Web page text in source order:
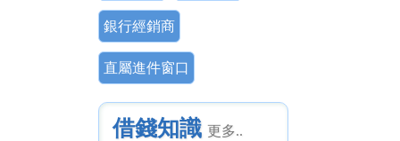
銀行經銷商
直屬進件窗口
借錢知識 更多..